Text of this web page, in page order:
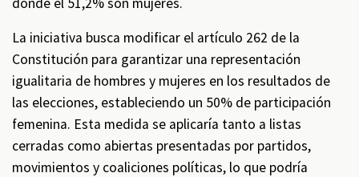
La iniciativa busca modificar el artículo 262 de la
Constitución para garantizar una representación
igualitaria de hombres y mujeres en los resultados de
las elecciones, estableciendo un 50% de participación
femenina. Esta medida se aplicaría tanto a listas
cerradas como abiertas presentadas por partidos,
movimientos y coaliciones políticas, lo que podría